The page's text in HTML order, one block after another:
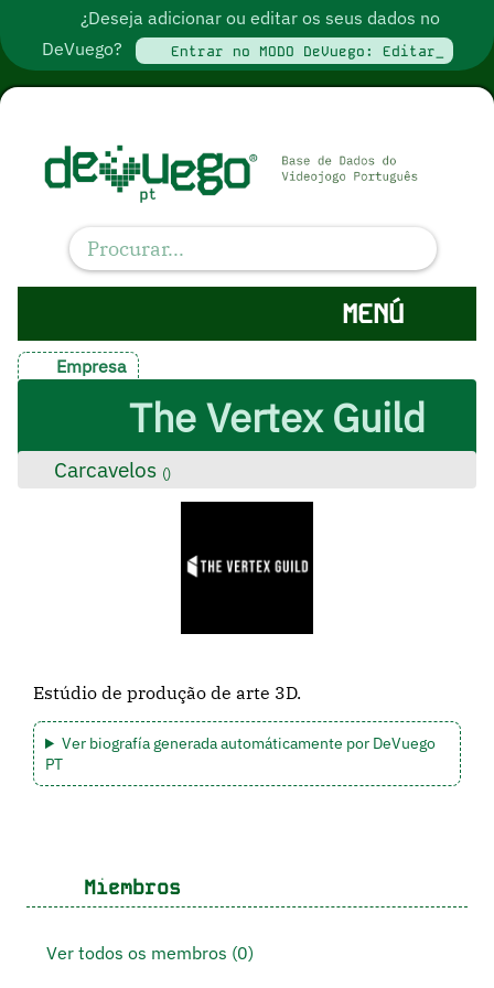
¿Deseja adicionar ou editar os seus dados no
DeVuego?
Entrar no MODO DeVuego: Editar_
MENÚ
Empresa
The Vertex Guild
Carcavelos ()
Estúdio de produção de arte 3D.
Ver biografía generada automáticamente por DeVuego
PT
Miembros
Ver todos os membros (0)